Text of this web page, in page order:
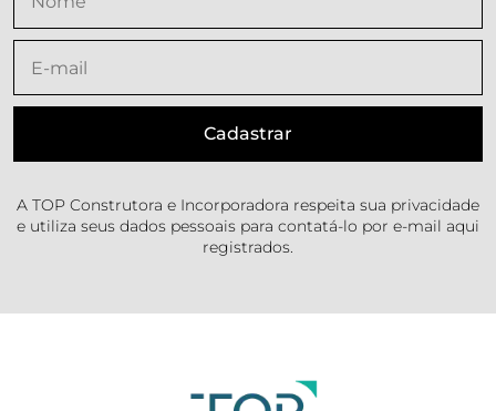
A TOP Construtora e Incorporadora respeita sua privacidade
e utiliza seus dados pessoais para contatá-lo por e-mail aqui
registrados.